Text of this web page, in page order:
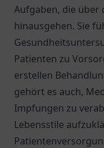
Aufgaben, die über
hinausgehen. Sie
Patienten zu
erstellen
gehört es auch,
Impfungen zu
Lebensstile